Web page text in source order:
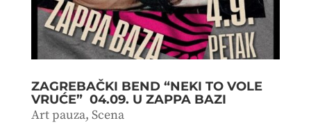
ZAGREBAČKI BEND “NEKI TO VOLE
VRUĆE” 04.09. U ZAPPA BAZI
Art pauza, Scena